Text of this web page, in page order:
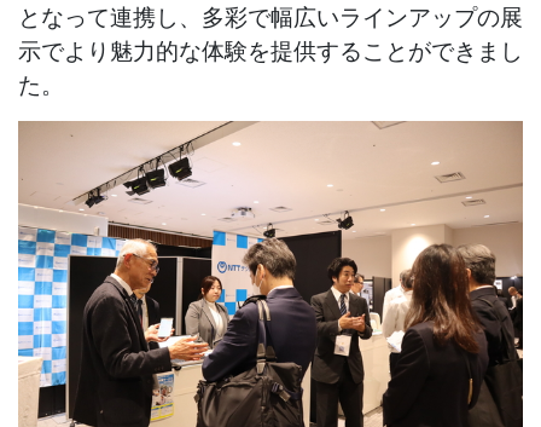
となって連携し、多彩で幅広いラインアップの展
示でより魅力的な体験を提供することができまし
た。